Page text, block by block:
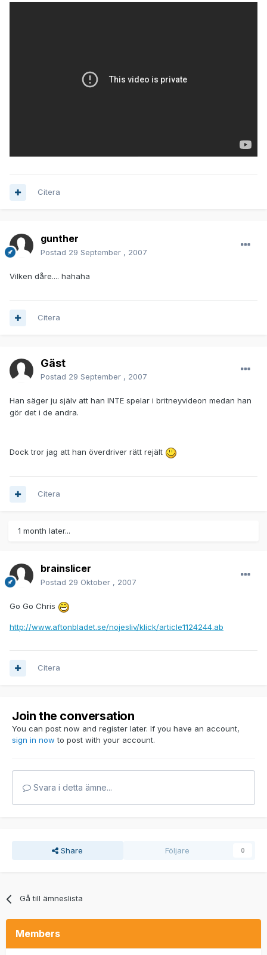
Citera
gunther
Postad 29 September , 2007
Vilken dåre.... hahaha
Citera
Gäst
Postad 29 September , 2007
Han säger ju själv att han INTE spelar i britneyvideon medan han
gör det i de andra.
Dock tror jag att han överdriver rätt rejält
Citera
1 month later...
brainslicer
Postad 29 Oktober , 2007
Go Go Chris
http://www.aftonbladet.se/nojesliv/klick/article1124244.ab
Citera
Join the conversation
You can post now and register later. If you have an account,
sign in now to post with your account.
Svara i detta ämne...
Share Följare 0
Gå till ämneslista
Members